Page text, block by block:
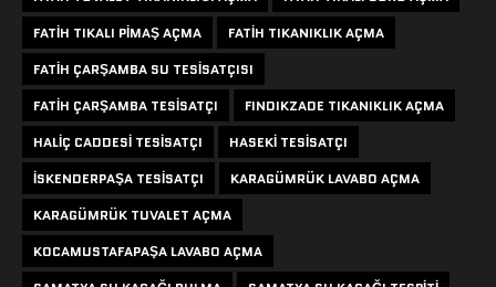
FATIH TIKALI PIMAŞ AÇMA
FATIH TIKANIKLIK AÇMA
FATIH ÇARŞAMBA SU TESISATÇISI
FATIH ÇARŞAMBA TESISATÇI
FINDIKZADE TIKANIKLIK AÇMA
HALIÇ CADDESI TESISATÇI
HASEKI TESISATÇI
ISKENDERPAŞA TESISATÇI
KARAGÜMRÜK LAVABO AÇMA
KARAGÜMRÜK TUVALET AÇMA
KOCAMUSTAFAPAŞA LAVABO AÇMA